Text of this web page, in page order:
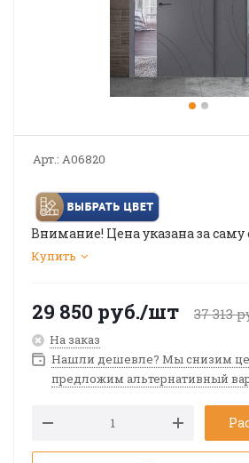
Арт.: A06820
Внимание! Цена указана за
(полностью), без учета
Купить
29 850 руб./шт 37 313
На заказ
Нашли дешевле? Мы снизим
предложим альтернативный